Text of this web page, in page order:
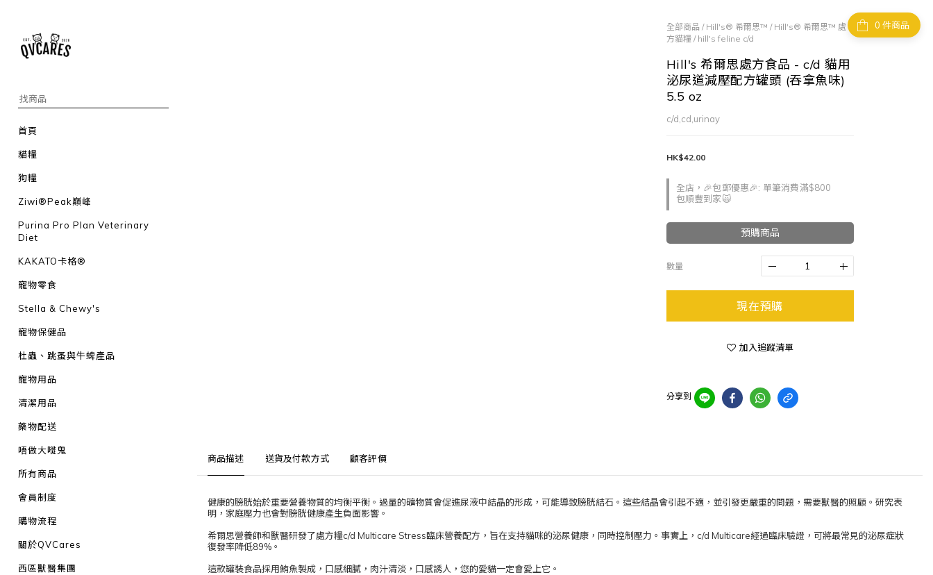
首頁
貓糧
狗糧
Ziwi®Peak巔峰
Purina Pro Plan Veterinary
Diet
KAKATO卡格®
寵物零食
Stella & Chewy's
寵物保健品
杜蟲、跳蚤與牛蜱產品
寵物用品
清潔用品
藥物配送
唔做大嘥鬼
所有商品
會員制度
購物流程
關於QVCares
西區獸醫集團
件商品
全部商品 / Hill's® 希爾思™ / Hill's® 希爾思™ 處
方貓糧/ hill's feline c/d
Hill's 希爾思處方食品 - c/d 貓用
泌尿道減壓配方罐頭 (吞拿魚味)
5.5 oz
c/d,cd,urinay
全店，🎉包郵優惠🎉: 單筆消費滿$800
包順豐到家🙀
HK$42.00
預購商品
數量
現在預購
加入追蹤清單
分享到
商品描述 送貨及付款方式 顧客評價
健康的膀胱始於重要營養物質的均衡平衡。過量的礦物質會促進尿液中結晶的形成，可能導致膀胱結石。這些結晶會引起不適，並引發更嚴重的問題，需要獸醫的照顧。研究表
明，家庭壓力也會對膀胱健康產生負面影響。
希爾思營養師和獸醫研發了處方糧c/d Multicare Stress臨床營養配方，旨在支持貓咪的泌尿健康，同時控制壓力。事實上，c/d Multicare經過臨床驗證，可將最常見的泌尿症狀
復發率降低89%。
這款罐裝食品採用鮪魚製成，口感細膩，肉汁清淡，口感誘人，您的愛貓一定會愛上它。